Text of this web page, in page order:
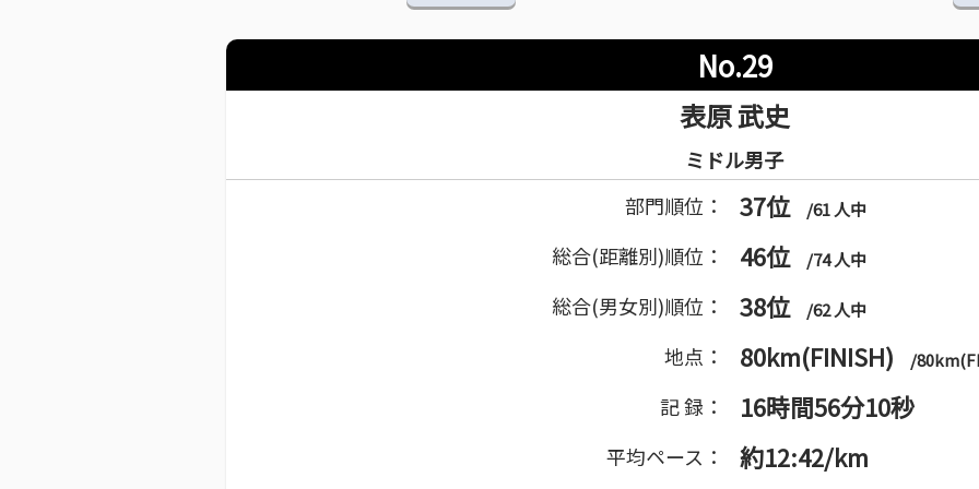
No.29
表原 武史
ミドル男子
部門順位：
37位 /61 人中
総合(距離別)順位： 46位 /74 人中
総合(男女別)順位： 38位 /62 人中
地点： 80km(FINISH) /
記 録： 16時間56分10秒
平均ペース： 約12:42/km